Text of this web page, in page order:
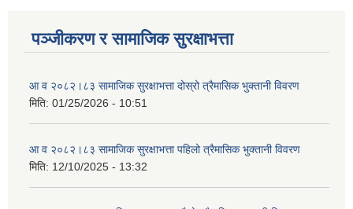
पञ्जीकरण र सामाजिक सुरक्षाभत्ता
आ व २०८२।८३ सामाजिक सुरक्षाभत्ता दोस्रो त्रैमासिक भुक्तानी विवरण
मिति: 01/25/2026 - 10:51
आ व २०८२।८३ सामाजिक सुरक्षाभत्ता पहिलो त्रैमासिक भुक्तानी विवरण
मिति: 12/10/2025 - 13:32